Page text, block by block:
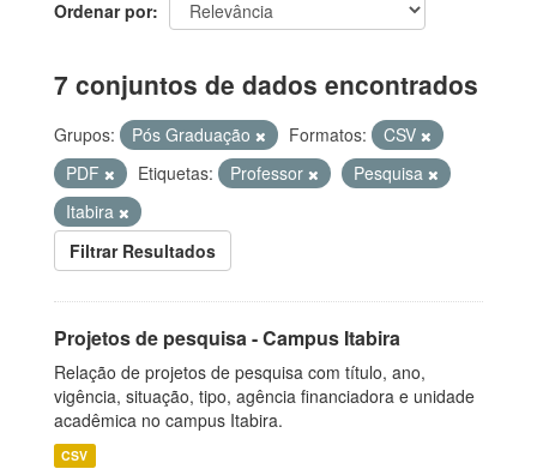
Ordenar por
7 conjuntos de dados encontrados
Grupos: Pós Graduação Formatos:
CSV
PDF
Etiquetas: Professor
Pesquisa
Itabira
Filtrar Resultados
Projetos de pesquisa - Campus Itabira
Relação de projetos de pesquisa com título, ano,
vigência, situação, tipo, agência financiadora e unidade
acadêmica no campus Itabira.
CSV